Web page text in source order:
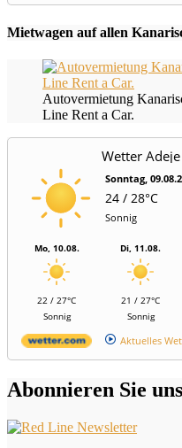
Mietwagen auf allen
Autovermietung
Line Rent a Car.
Wetter Adeje
Sonntag,
24 / 28°C
Sonnig
Mo, 10.08.
22 / 27°C
Sonnig
Di, 11.08.
21 / 27°C
Sonnig
Aktuelles
Abonnieren Sie